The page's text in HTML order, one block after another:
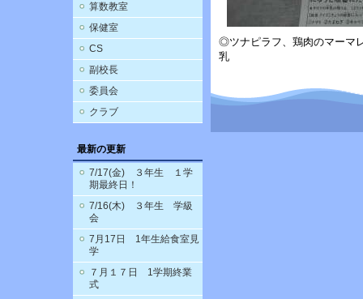
算数教室
保健室
CS
副校長
委員会
クラブ
最新の更新
7/17(金) ３年生 １学
期最終日！
7/16(木) ３年生 学級
会
7月17日 1年生給食室見
学
７月１７日 1学期終業
式
◎ツナピラフ、鶏肉のマーマ
乳